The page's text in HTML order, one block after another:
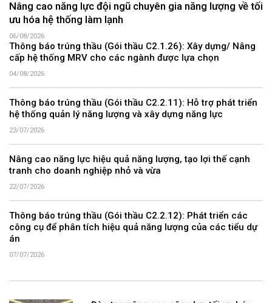
Nâng cao năng lực đội ngũ chuyên gia năng lượng về tối
ưu hóa hệ thống làm lạnh
06/08/2026
Thông báo trúng thầu (Gói thầu C2.1.26): Xây dựng/ Nâng
cấp hệ thống MRV cho các ngành được lựa chọn
04/08/2026
Thông báo trúng thầu (Gói thầu C2.2.11): Hỗ trợ phát triển
hệ thống quản lý năng lượng và xây dựng năng lực
23/07/2026
Nâng cao năng lực hiệu quả năng lượng, tạo lợi thế cạnh
tranh cho doanh nghiệp nhỏ và vừa
22/07/2026
Thông báo trúng thầu (Gói thầu C2.2.12): Phát triển các
công cụ để phân tích hiệu quả năng lượng của các tiểu dự
án
07/07/2026